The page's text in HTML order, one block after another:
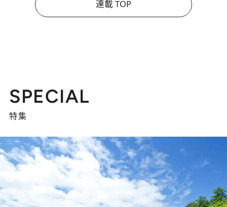
連載 TOP
SPECIAL
特集